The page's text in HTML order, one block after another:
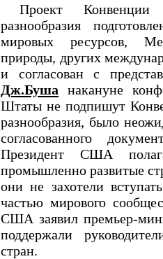
Проект Конвенции
разнообразия
мировых ресурсов,
природы, других
и согласован с
Дж.Буша накануне
Штаты не подпишут
разнообразия, было
согласованного
Президент США
промышленно развитые
они не захотели
частью мирового
США заявил премьер-
поддержали
стран.